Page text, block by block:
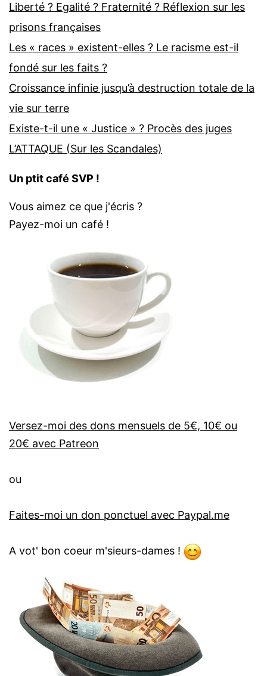
Liberté ? Egalité ? Fraternité ? Réflexion sur les
prisons françaises
Les « races » existent-elles ? Le racisme est-il
fondé sur les faits ?
Croissance infinie jusqu’à destruction totale de la
vie sur terre
Existe-t-il une « Justice » ? Procès des juges
L’ATTAQUE (Sur les Scandales)
Un ptit café SVP !
Vous aimez ce que j'écris ?
Payez-moi un café !
Versez-moi des dons mensuels de 5€, 10€ ou
20€ avec Patreon
ou
Faites-moi un don ponctuel avec Paypal.me
A vot' bon coeur m'sieurs-dames !